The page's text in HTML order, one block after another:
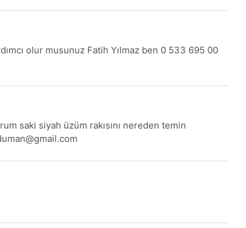
olur musunuz Fatih Yılmaz ben 0 533 695 00
saki siyah üzüm rakısını nereden temin